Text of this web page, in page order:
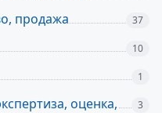
продажа 37
10
1
оценка,
3